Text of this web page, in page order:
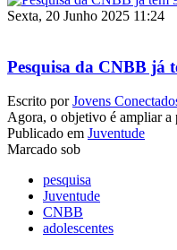
Sexta, 20 Junho 2025 11:24
Pesquisa da CNBB já
Escrito porJovens
Agora, o objetivo é ampliar a
Publicado em Juventude
Marcado sob
pesquisa
Juventude
CNBB
adolescentes